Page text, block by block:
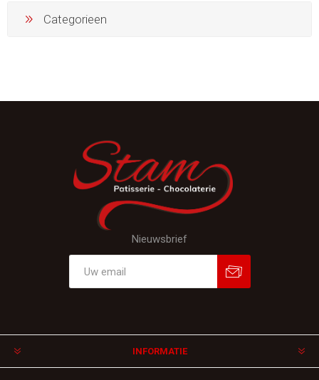
Categorieen
Nieuwsbrief
INFORMATIE